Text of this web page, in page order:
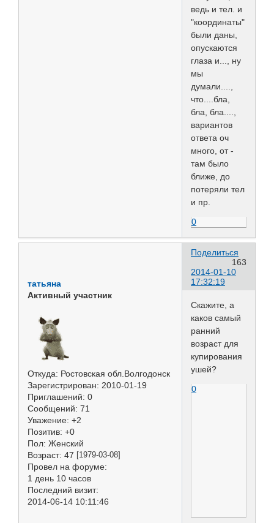
ведь и тел. и
"координаты"
были даны,
опускаются
глаза и..., ну
мы
думали....,
что....бла,
бла, бла....,
вариантов
ответа оч
много, от -
там было
ближе, до
потеряли тел
и пр.
0
Поделиться
163
2014-01-10
17:32:19
татьяна
Активный участник
Откуда: Ростовская обл.Волгодонск
Зарегистрирован: 2010-01-19
Приглашений: 0
Сообщений: 71
Уважение: +2
Позитив: +0
Пол: Женский
Возраст: 47 [1979-03-08]
Провел на форуме:
1 день 10 часов
Последний визит:
2014-06-14 10:11:46
Скажите, а
каков самый
ранний
возраст для
купирования
ушей?
0